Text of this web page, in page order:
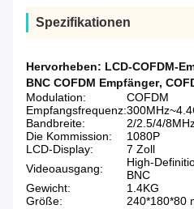
Spezifikationen
Hervorheben: LCD-COFDM-
BNC COFDM Empfänger,
Modulation:
COFDM
Empfangsfrequenz:
Bandbreite:
2/2.5/4/
Die Kommission:
1080P
LCD-Display:
7 Zoll
Videoausgang:
High-
BNC
Gewicht:
1.4KG
Größe:
240*180*80